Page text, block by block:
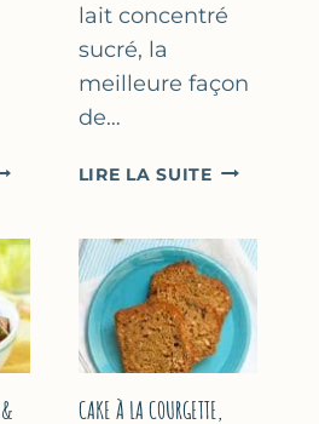
lait concentré
sucré, la
meilleure façon
de…
LIRE LA SUITEGLACE
FROMAGE
BLANC
(SANS
CAKE À LA COURGETTE,